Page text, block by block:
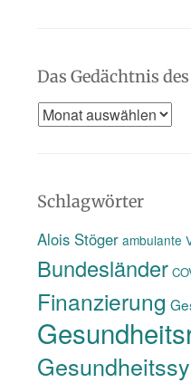
Das Gedächtnis
Das
www
Schlagwörter
Alois Stöger ambulante
Bundesländer
Finanzierung